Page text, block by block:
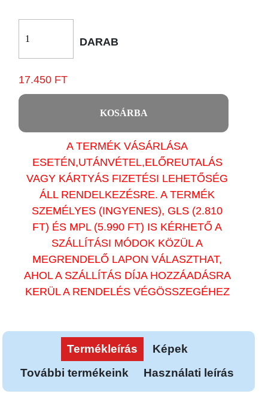
DARAB
17.450 FT
KOSÁRBA
A TERMÉK VÁSÁRLÁSA
ESETÉN,UTÁNVÉTEL,ELŐREUTALÁS
VAGY KÁRTYÁS FIZETÉSI LEHETŐSÉG
ÁLL RENDELKEZÉSRE. A TERMÉK
SZEMÉLYES (INGYENES), GLS (2.810
FT) ÉS MPL (5.990 FT) IS KÉRHETŐ A
SZÁLLÍTÁSI MÓDOK KÖZÜL A
MEGRENDELŐ LAPON VÁLASZTHAT,
AHOL A SZÁLLÍTÁS DÍJA HOZZÁADÁSRA
KERÜL A RENDELÉS VÉGÖSSZEGÉHEZ
Termékleírás
Képek
További termékeink
Használati leírás